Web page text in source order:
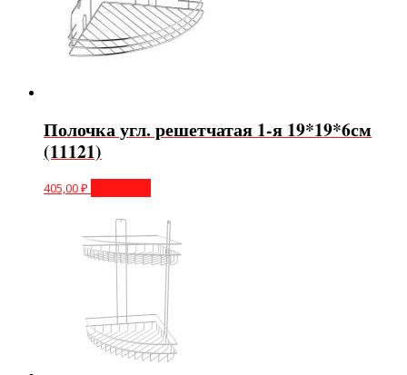
Полочка угл. решетчатая 1-я 19*19*6см
(11121)
405,00₽